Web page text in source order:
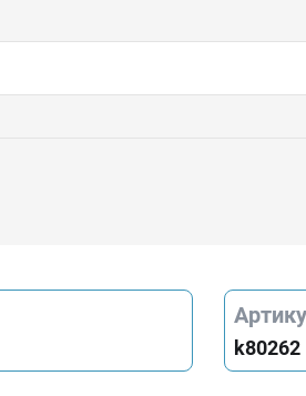
k80262